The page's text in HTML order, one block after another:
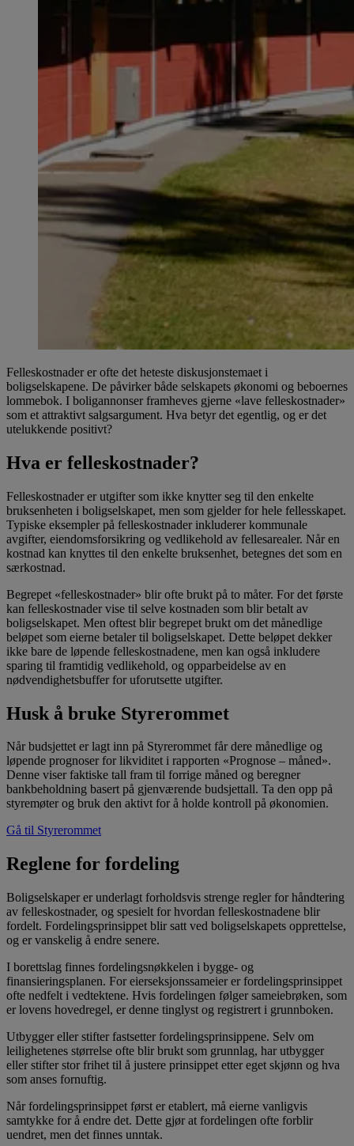
Felleskostnader er ofte det heteste diskusjonstemaet i
boligselskapene. De påvirker både selskapets økonomi og beboernes
lommebok. I boligannonser framheves gjerne «lave felleskostnader»
som et attraktivt salgsargument. Hva betyr det egentlig, og er det
utelukkende positivt?
Hva er felleskostnader?
Felleskostnader er utgifter som ikke knytter seg til den enkelte
bruksenheten i boligselskapet, men som gjelder for hele fellesskapet.
Typiske eksempler på felleskostnader inkluderer kommunale
avgifter, eiendomsforsikring og vedlikehold av fellesarealer. Når en
kostnad kan knyttes til den enkelte bruksenhet, betegnes det som en
særkostnad.
Begrepet «felleskostnader» blir ofte brukt på to måter. For det første
kan felleskostnader vise til selve kostnaden som blir betalt av
boligselskapet. Men oftest blir begrepet brukt om det månedlige
beløpet som eierne betaler til boligselskapet. Dette beløpet dekker
ikke bare de løpende felleskostnadene, men kan også inkludere
sparing til framtidig vedlikehold, og opparbeidelse av en
nødvendighetsbuffer for uforutsette utgifter.
Husk å bruke Styrerommet
Når budsjettet er lagt inn på Styrerommet får dere månedlige og
løpende prognoser for likviditet i rapporten «Prognose – måned».
Denne viser faktiske tall fram til forrige måned og beregner
bankbeholdning basert på gjenværende budsjettall. Ta den opp på
styremøter og bruk den aktivt for å holde kontroll på økonomien.
Gå til Styrerommet
Reglene for fordeling
Boligselskaper er underlagt forholdsvis strenge regler for håndtering
av felleskostnader, og spesielt for hvordan felleskostnadene blir
fordelt. Fordelingsprinsippet blir satt ved boligselskapets opprettelse,
og er vanskelig å endre senere.
I borettslag finnes fordelingsnøkkelen i bygge- og
finansieringsplanen. For eierseksjonssameier er fordelingsprinsippet
ofte nedfelt i vedtektene. Hvis fordelingen følger sameiebrøken, som
er lovens hovedregel, er denne tinglyst og registrert i grunnboken.
Utbygger eller stifter fastsetter fordelingsprinsippene. Selv om
leilighetenes størrelse ofte blir brukt som grunnlag, har utbygger
eller stifter stor frihet til å justere prinsippet etter eget skjønn og hva
som anses fornuftig.
Når fordelingsprinsippet først er etablert, må eierne vanligvis
samtykke for å endre det. Dette gjør at fordelingen ofte forblir
uendret, men det finnes unntak.